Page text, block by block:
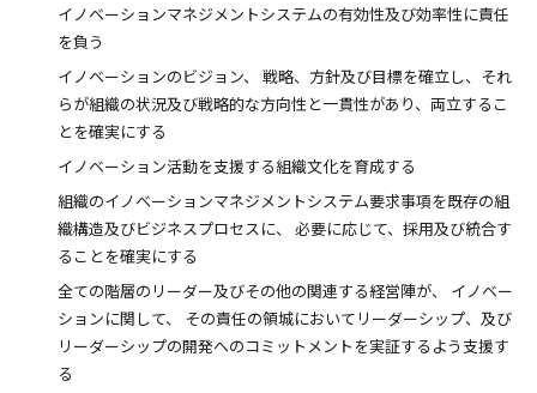
イノベーションマネジメントシステムの有効性及び効率性に責任
を負う
イノベーションのビジョン、 戦略、方針及び目標を確立し、それ
らが組織の状況及び戦略的な方向性と一貫性があり、両立するこ
とを確実にする
イノベーション活動を支援する組織文化を育成する
組織のイノベーションマネジメントシステム要求事項を既存の組
織構造及びビジネスプロセスに、 必要に応じて、採用及び統合す
ることを確実にする
全ての階層のリーダー及びその他の関連する経営陣が、 イノベー
ションに関して、 その責任の領城においてリーダーシップ、及び
リーダーシップの開発へのコミットメントを実証するよう支援す
る